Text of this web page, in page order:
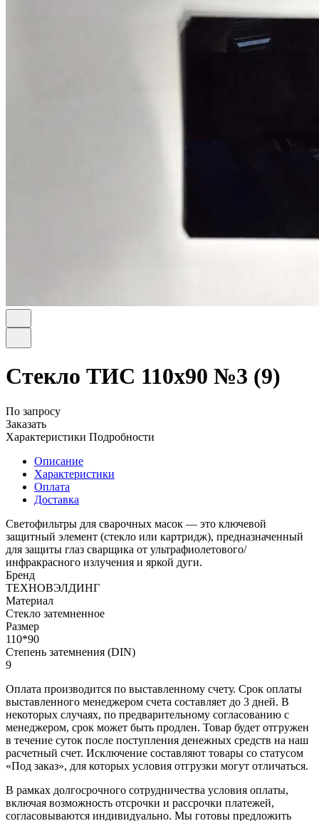
Стекло ТИС 110х90 №3 (9)
По запросу
Заказать
Характеристики Подробности
Описание
Характеристики
Оплата
Доставка
Светофильтры для сварочных масок — это ключевой
защитный элемент (стекло или картридж), предназначенный
для защиты глаз сварщика от ультрафиолетового/
инфракрасного излучения и яркой дуги.
Бренд
ТЕХНОВЭЛДИНГ
Материал
Стекло затемненное
Размер
110*90
Степень затемнения (DIN)
9
Оплата производится по выставленному счету. Срок оплаты
выставленного менеджером счета составляет до 3 дней. В
некоторых случаях, по предварительному согласованию с
менеджером, срок может быть продлен. Товар будет отгружен
в течение суток после поступления денежных средств на наш
расчетный счет. Исключение составляют товары со статусом
«Под заказ», для которых условия отгрузки могут отличаться.
В рамках долгосрочного сотрудничества условия оплаты,
включая возможность отсрочки и рассрочки платежей,
согласовываются индивидуально. Мы готовы предложить